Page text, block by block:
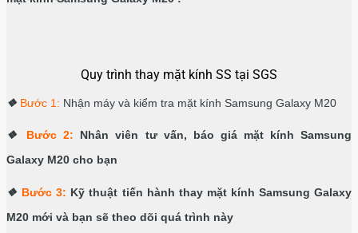
Quy trình thay mặt kính SS tại SGS
❖ Bước 1: Nhận máy và kiểm tra mặt kính Samsung Galaxy M20
❖ Bước 2: Nhân viên tư vấn, báo giá mặt kính Samsung
Galaxy M20 cho bạn
❖ Bước 3: Kỹ thuật tiến hành thay mặt kính Samsung Galaxy
M20 mới và bạn sẽ theo dõi quá trình này